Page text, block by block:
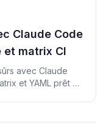
Claude Code
et matrix CI
avec Claude
et YAML prêt à